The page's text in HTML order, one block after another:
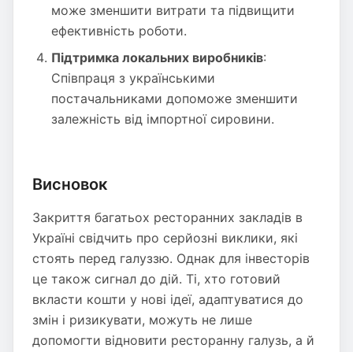
може зменшити витрати та підвищити
ефективність роботи.
Підтримка локальних виробників:
Співпраця з українськими
постачальниками допоможе зменшити
залежність від імпортної сировини.
Висновок
Закриття багатьох ресторанних закладів в
Україні свідчить про серйозні виклики, які
стоять перед галуззю. Однак для інвесторів
це також сигнал до дій. Ті, хто готовий
вкласти кошти у нові ідеї, адаптуватися до
змін і ризикувати, можуть не лише
допомогти відновити ресторанну галузь, а й